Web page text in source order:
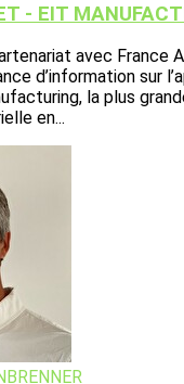
- EIT
avec France
d’information sur
la plus
en...